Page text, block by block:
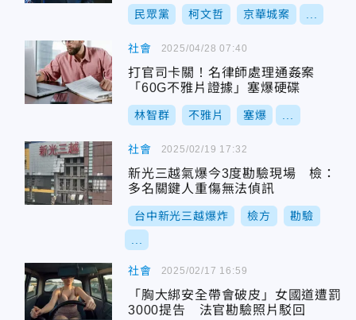
民眾黨 柯文哲 京華城案
社會
打官司卡關！名律師處理通姦案
「60G不雅片證據」塞爆硬碟
林智群 不雅片 塞爆
2025/04/28 07:40
社會
新光三越氣爆今3度勘驗現場 檢：
多名關鍵人重傷無法偵訊
台中新光三越爆炸 檢方 勘驗
2025/02/19 17:32
社會
「胸大綁安全帶會破皮」女國道遭罰
3000提告 法官勘驗照片駁回
2025/02/17 16:59